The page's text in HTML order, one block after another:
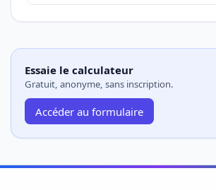
Essaie le calculateur
Gratuit, anonyme, sans inscription.
Accéder au formulaire